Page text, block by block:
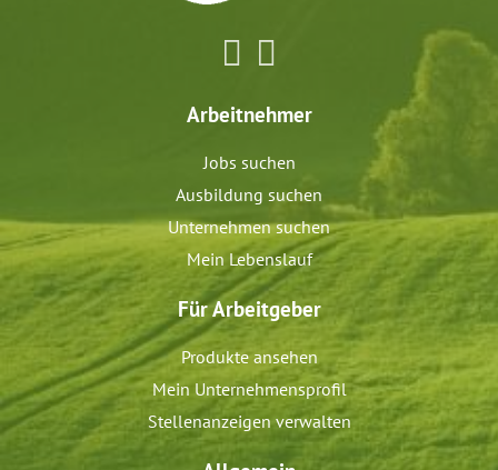
Arbeitnehmer
Jobs suchen
Ausbildung suchen
Unternehmen suchen
Mein Lebenslauf
Für Arbeitgeber
Produkte ansehen
Mein Unternehmensprofil
Stellenanzeigen verwalten